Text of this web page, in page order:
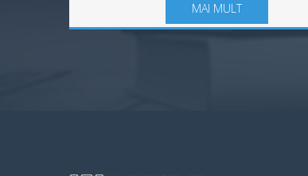
MAI MULT